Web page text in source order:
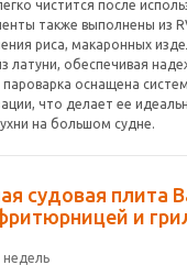
чистится после
также выполнены из
риса, макаронных
латуни, обеспечивая
оснащена
что делает ее
на большом судне.
судовая плита
и
недель